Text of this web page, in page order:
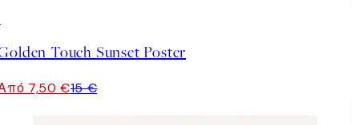
Touch Sunset Poster
7,50 €15 €